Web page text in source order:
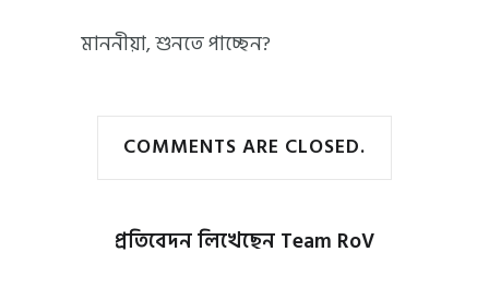
মাননীয়া, শুনতে পাচ্ছেন?
COMMENTS ARE CLOSED.
প্রতিবেদন লিখেছেনTeam RoV